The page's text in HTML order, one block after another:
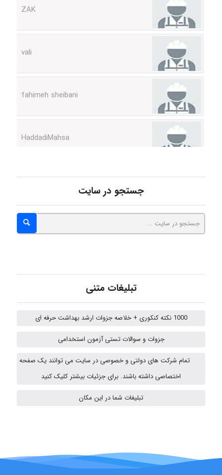
malekf
abolfazlkoshehe
Sara
جستجو در سایت
تبلیغات متنی
1000 نکته کنکوری + خلاصه جزوات ارشد بهداشت حرفه ای
جزوات و سوالات تستی آزمون استخدامی
تمام شرکت های دولتی و خصوصی در سایت می توانند یک صفحه
اختصاصی داشته باشند. برای جزئیات بیشتر کلیک کنید
تبلیغات شما در این مکان